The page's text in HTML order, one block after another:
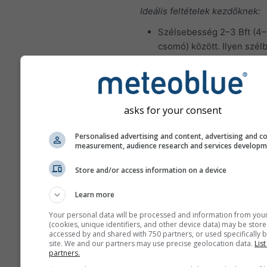
Ideális feltételek kezdőknek:
Szélsebesség 2–3 Bft
csomó) között. Ilyen
végrehajthatók, és a
megbocsáthatók.
hajósoknak:
csomó) között. Ilyen
sérülések és károk
érdekében.
Jelentős
asks for your consent
Personalised advertising and content, advertising and
measurement, audience research and services
Store and/or access information on a device
Learn more
Your personal data will be processed and information from
(cookies, unique identifiers, and other device data) may be
accessed by and shared with 750 partners, or used specifically
site. We and our partners may use precise geolocation data.
partners.